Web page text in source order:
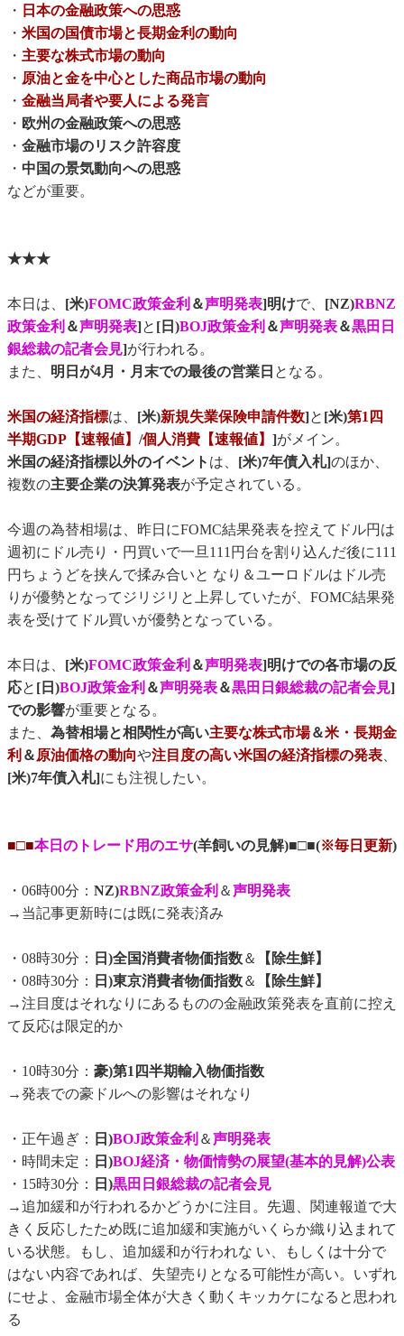
・ 日本の金融政策への思惑
・ 米国の国債市場と長期金利の動向
・ 主要な株式市場の動向
・ 原油と金を中心とした商品市場の動向
・ 金融当局者や要人による発言
・ 欧州の金融政策への思惑
・ 金融市場のリスク許容度
・ 中国の景気動向への思惑
などが重要。
★★★
本日は、 [米)FOMC政策金利 ＆声明発表]明けで、 [NZ)RBNZ
政策金利 ＆声明発表]と [日)BOJ政策金利 ＆声明発表＆黒田日
銀総裁の記者会見]が行われる。
また、 明日が4月・月末での最後の営業日 となる。
米国の経済指標は、 [米)新規失業保険申請件数]と [米)第1四
半期GDP【速報値】 /個人消費【速報値】 ]がメイン。
米国の経済指標以外のイベント は、 [米)7年債入札]のほか、
複数の主要企業の決算発表が予定されている。
今週の為替相場は、昨日にFOMC結果発表を控えてドル円は
週初にドル売り・円買いで一旦111円台を割り込んだ後に111
円ちょうどを挟んで揉み合いと なり＆ユーロドルはドル売
りが優勢となってジリジリと上昇していたが、FOMC結果発
表を受けてドル買いが優勢となっている。
本日は、 [米)FOMC政策金利 ＆声明発表]明けでの各市場の反
応と [日)BOJ政策金利 ＆声明発表＆黒田日銀総裁の記者会見]
での影響が重要となる。
また、 為替相場と相関性が高い主要な株式市場＆米・長期金
利 ＆原油価格の動向や注目度の高い米国の経済指標の発表、
[米)7年債入札]にも注視したい。
■□■本日のトレード用のエサ(羊飼いの見解)■□■(※毎日更新)
・06時00分： NZ)RBNZ政策金利 ＆声明発表
→当記事更新時には既に発表済み
・08時30分： 日)全国消費者物価指数＆
【除生鮮】
・08時30分：
日)東京消費者物価指数＆
【除生鮮】
→注目度はそれなりにあるものの金融政策発表を直前に控え
て反応は限定的か
・10時30分： 豪)第1四半期輸入物価指数
→発表での豪ドルへの影響はそれなり
・正午過ぎ： 日)BOJ政策金利 ＆声明発表
・時間未定：
日)BOJ経済・物価情勢の展望(基本的見解)公表
・15時30分：
日)黒田日銀総裁の記者会見
→追加緩和が行われるかどうかに注目。先週、関連報道で大
きく反応したため既に追加緩和実施がいくらか織り込まれて
いる状態。もし、追加緩和が行われな い、もしくは十分で
はない内容であれば、失望売りとなる可能性が高い。いずれ
にせよ、金融市場全体が大きく動くキッカケになると思われ
る